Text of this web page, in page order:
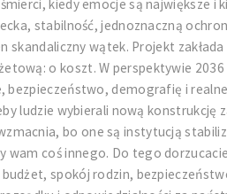
kiedy emocje są największe
stabilność, jednoznaczną
skandaliczny wątek. Projekt
o koszt. W perspektywie
demografię i
ludzie wybierali nową
bo one są instytucją
coś innego. Do tego
spokój rodzin,